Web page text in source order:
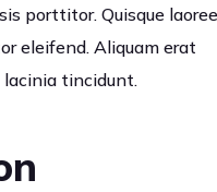
porttitor. Quisque
eleifend. Aliquam erat
tincidunt.